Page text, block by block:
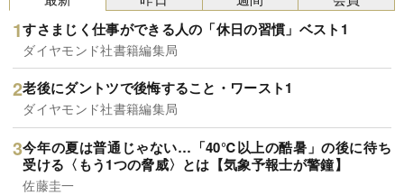
すさまじく仕事ができる人の「休日の習慣」ベスト1
ダイヤモンド社書籍編集局
老後にダントツで後悔すること・ワースト1
ダイヤモンド社書籍編集局
今年の夏は普通じゃない…「40℃以上の酷暑」の後に待ち
受ける〈もう1つの脅威〉とは【気象予報士が警鐘】
佐藤圭一